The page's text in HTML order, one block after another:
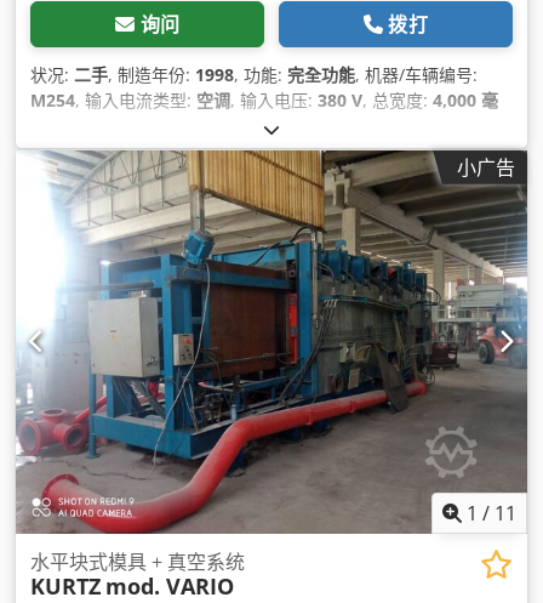
询问 拨打
状况: 二手, 制造年份: 1998, 功能: 完全功能, 机器/车辆编号:
M254, 输入电流类型: 空调, 输入电压: 380 V, 总宽度: 4,000 毫
, 总高度:150 毫米
小广告
1 / 11
水平块式模具 + 真空系统
KURTZ mod. VARIO